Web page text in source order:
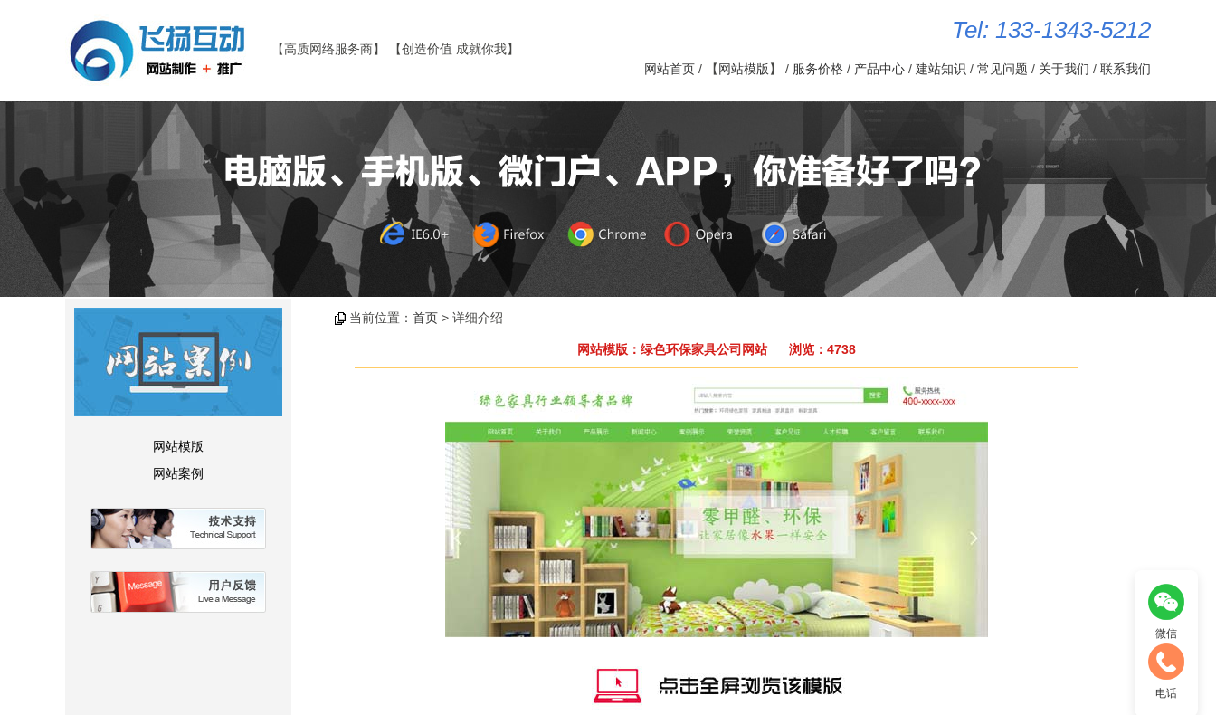
【高质网络服务商】 【创造价值 成就你我】
Tel: 133-1343-5212
网站首页 / 【网站模版】 / 服务价格 / 产品中心 / 建站知识 / 常见问题 / 关于我们 / 联系我们
网站模版
网站案例
当前位置： 首页 > 详细介绍
网站模版：绿色环保家具公司网站 浏览：4738
微信
电话